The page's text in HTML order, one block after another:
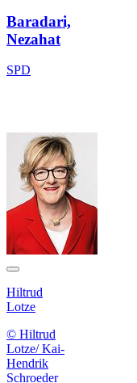
Baradari,
Nezahat
SPD
Hiltrud
Lotze
© Hiltrud
Lotze/ Kai-
Hendrik
Schroeder